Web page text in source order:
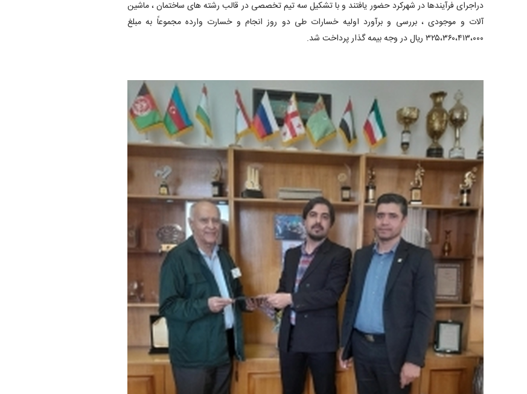
دراجرای فرآیندها در شهرکرد حضور یافتند و با تشکیل سه تیم تخصصی در قالب رشته های ساختمان ، ماشین
آلات و موجودی ، بررسی و برآورد اولیه خسارات طی دو روز انجام و خسارت وارده مجموعاً به مبلغ
۳۲۵،۳۶۰،۴۱۳،۰۰۰ ریال در وجه بیمه گذار پرداخت شد.